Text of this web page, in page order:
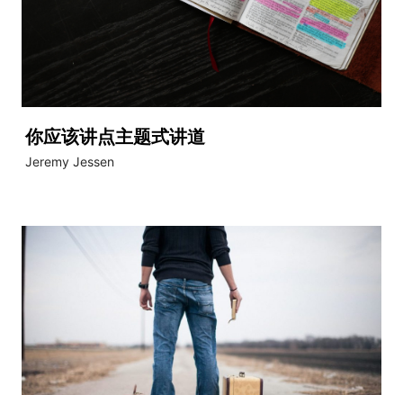
你应该讲点主题式讲道
Jeremy Jessen